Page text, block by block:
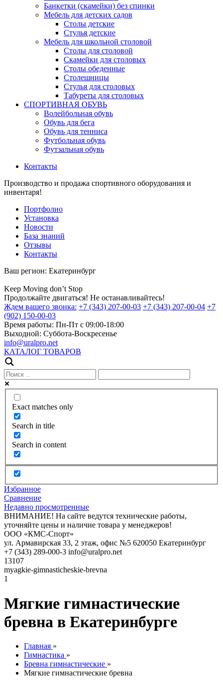
Банкетки (скамейки) без спинки
Мебель для детских садов
Столы детские
Стулья детские
Мебель для школьной столовой
Столы для столовой
Скамейки для столовых
Столы обеденные
Столешницы
Стулья для столовых
Табуреты для столовых
СПОРТИВНАЯ ОБУВЬ
Волейбольная обувь
Обувь для бега
Обувь для тенниса
Футбольная обувь
Футзальная обувь
Контакты
Производство и продажа спортивного оборудования и
инвентаря!
Портфолио
Установка
Новости
База знаний
Отзывы
Контакты
Ваш регион: Екатеринбург
Keep Moving don’t Stop
Продолжайте двигаться! Не останавливайтесь!
Ждем вашего звонка: +7 (343) 207-00-03 +7 (343) 207-00-04 +7
(902) 150-00-03
Время работы: Пн-Пт с 09:00-18:00
Выходной: Суббота-Воскресенье
info@uralpro.net
КАТАЛОГ ТОВАРОВ
Exact matches only
Search in title
Search in content
Избранное
Сравнение
Недавно просмотренные
ВНИМАНИЕ! На сайте ведутся технические работы,
уточняйте цены и наличие товара у менеджеров!
ООО «КМС-Спорт»
ул. Армавирская 33, 2 этаж, офис №5 620050 Екатеринбург
+7 (343) 289-000-3 info@uralpro.net
13107
myagkie-gimnasticheskie-brevna
1
Мягкие гимнастические
бревна в Екатеринбурге
Главная »
Гимнастика »
Бревна гимнастические »
Мягкие гимнастические бревна